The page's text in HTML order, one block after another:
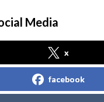
Media
x
facebook